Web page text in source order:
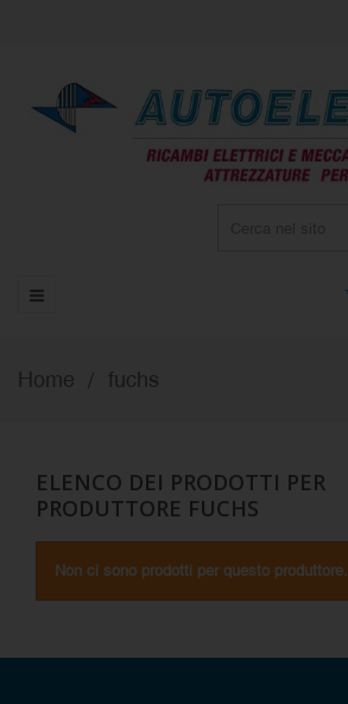
Home fuchs
ELENCO DEI PRODOTTI PER
PRODUTTORE FUCHS
Non ci sono prodotti per questo produttore.